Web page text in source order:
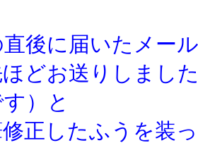
後に届いたメー
ほどお送りしまし
）と
正したふうを装